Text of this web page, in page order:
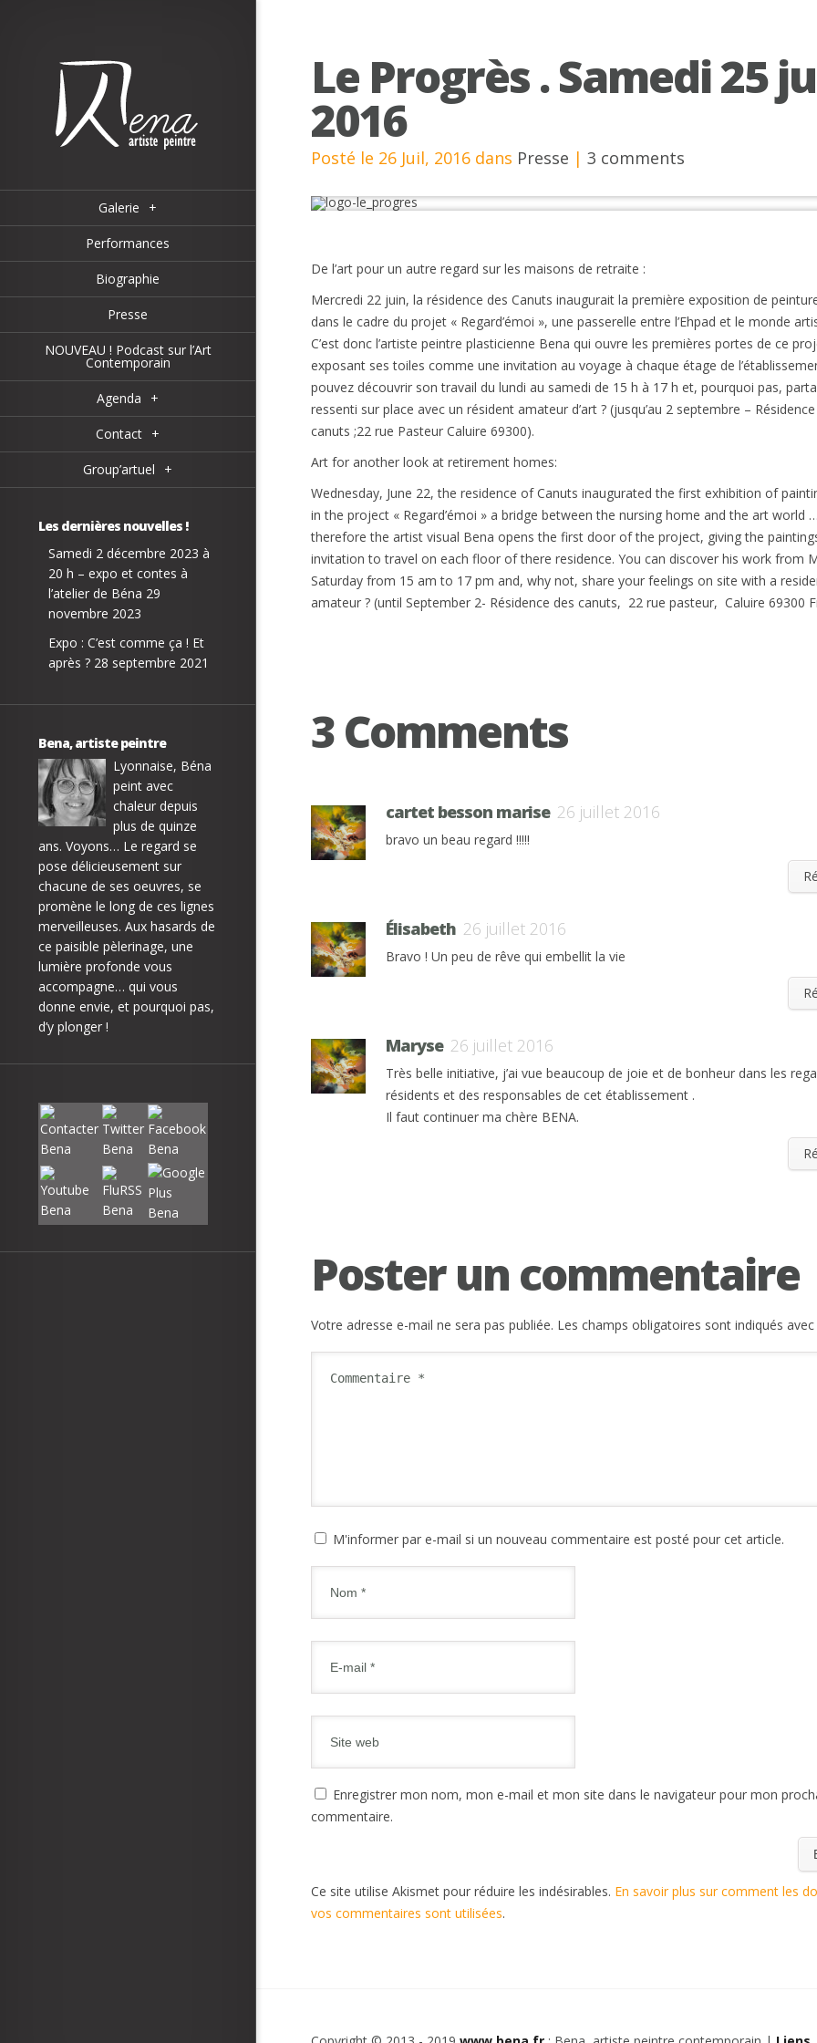
Galerie +
Performances
Biographie
Presse
NOUVEAU ! Podcast sur l’Art
Contemporain
Agenda +
Contact +
Group’artuel +
Les dernières nouvelles !
Samedi 2 décembre 2023 à
20 h – expo et contes à
l’atelier de Béna 29
novembre 2023
Expo : C’est comme ça ! Et
après ? 28 septembre 2021
Bena, artiste peintre
Lyonnaise, Béna
peint avec
chaleur depuis
plus de quinze
ans. Voyons… Le regard se
pose délicieusement sur
chacune de ses oeuvres, se
promène le long de ces lignes
merveilleuses. Aux hasards de
ce paisible pèlerinage, une
lumière profonde vous
accompagne… qui vous
donne envie, et pourquoi pas,
d’y plonger !
Le Progrès . Samedi 25
2016
Posté le 26 Juil, 2016 dans Presse | 3 comments
De l’art pour un autre regard sur les maisons de retraite :
Mercredi 22 juin, la résidence des Canuts inaugurait la première exposition de
dans le cadre du projet « Regard’émoi », une passerelle entre l’Ehpad et le monde
C’est donc l’artiste peintre plasticienne Bena qui ouvre les premières portes de ce
exposant ses toiles comme une invitation au voyage à chaque étage de
pouvez découvrir son travail du lundi au samedi de 15 h à 17 h et, pourquoi pas,
ressenti sur place avec un résident amateur d’art ? (jusqu’au 2 septembre –
canuts ;22 rue Pasteur Caluire 69300).
Art for another look at retirement homes:
Wednesday, June 22, the residence of Canuts inaugurated the first exhibition of
in the project « Regard’émoi » a bridge between the nursing home and the art world
therefore the artist visual Bena opens the first door of the project, giving the
invitation to travel on each floor of there residence. You can discover his work from
Saturday from 15 am to 17 pm and, why not, share your feelings on site with a
amateur ? (until September 2- Résidence des canuts, 22 rue pasteur, Caluire 69300
3 Comments
cartet besson marise 26 juillet 2016
bravo un beau regard !!!!!
Élisabeth 26 juillet 2016
Bravo ! Un peu de rêve qui embellit la vie
Maryse 26 juillet 2016
Très belle initiative, j’ai vue beaucoup de joie et de bonheur dans les
résidents et des responsables de cet établissement .
Il faut continuer ma chère BENA.
Poster un commentaire
Votre adresse e-mail ne sera pas publiée. Les champs obligatoires sont indiqués avec
M'informer par e-mail si un nouveau commentaire est posté pour cet article.
Enregistrer mon nom, mon e-mail et mon site dans le navigateur pour mon
commentaire.
Ce site utilise Akismet pour réduire les indésirables. En savoir plus sur comment les
vos commentaires sont utilisées.